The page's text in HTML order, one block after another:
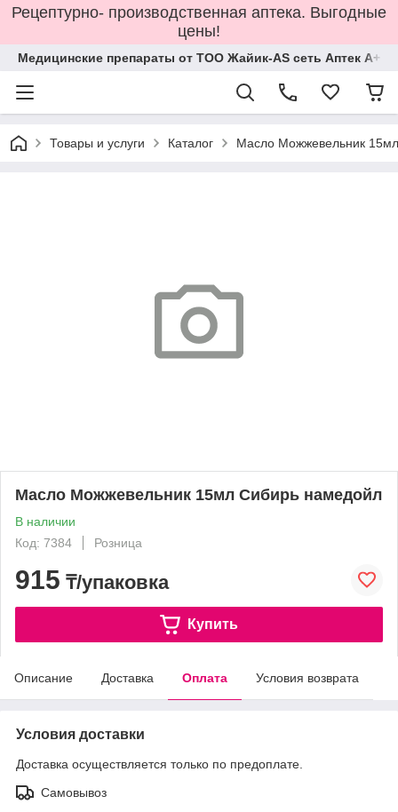
Рецептурно- производственная аптека. Выгодные
цены!
Медицинские препараты от ТОО Жайик-AS сеть Аптек А+
Товары и услуги Каталог Масло Можжевельник
Масло Можжевельник 15мл Сибирь намедойл
В наличии
Код: 7384
Розница
915 ₸/упаковка
Купить
Описание Доставка Оплата Условия возврата
Условия доставки
Доставка осуществляется только по предоплате.
Самовывоз